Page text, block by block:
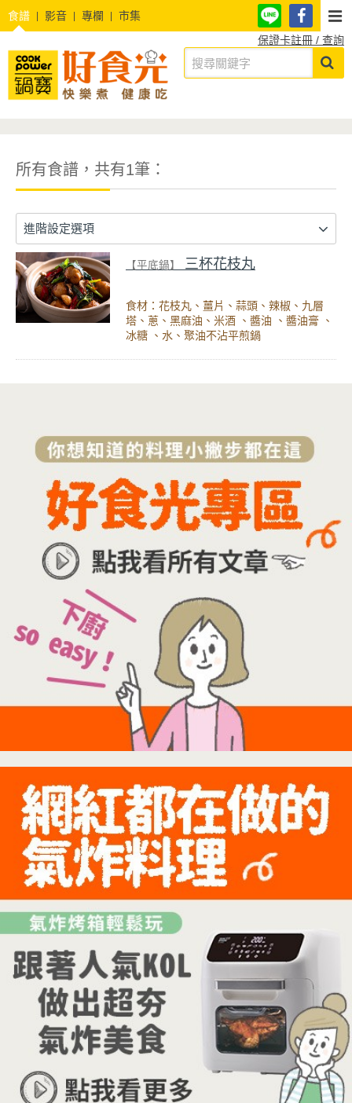
食譜 影音 專欄
市集
保證卡註冊 / 查詢
所有食譜，共有1筆：
進階設定選項
【平底鍋】 三杯花枝丸
食材：花枝丸、薑片、蒜頭、辣椒、九層
塔、蔥、黑麻油、米酒 、醬油 、醬油膏 、
冰糖 、水、聚油不沾平煎鍋